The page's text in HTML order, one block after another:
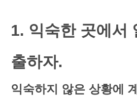
1. 익숙한 곳에서
출하자.
익숙하지 않은 상황에